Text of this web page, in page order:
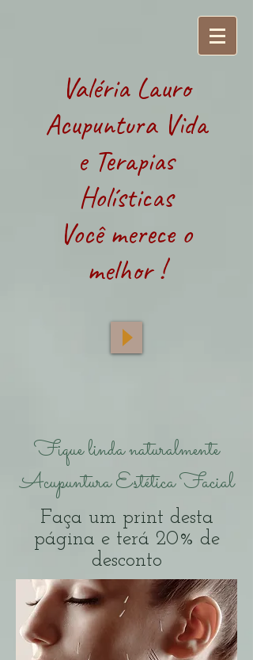
Valéria Lauro
Acupuntura Vida
e Terapias
Holísticas
Você merece o
melhor !
Fique linda naturalmente
Acupuntura Estética Facial
Faça um print desta
página e terá 20% de
desconto